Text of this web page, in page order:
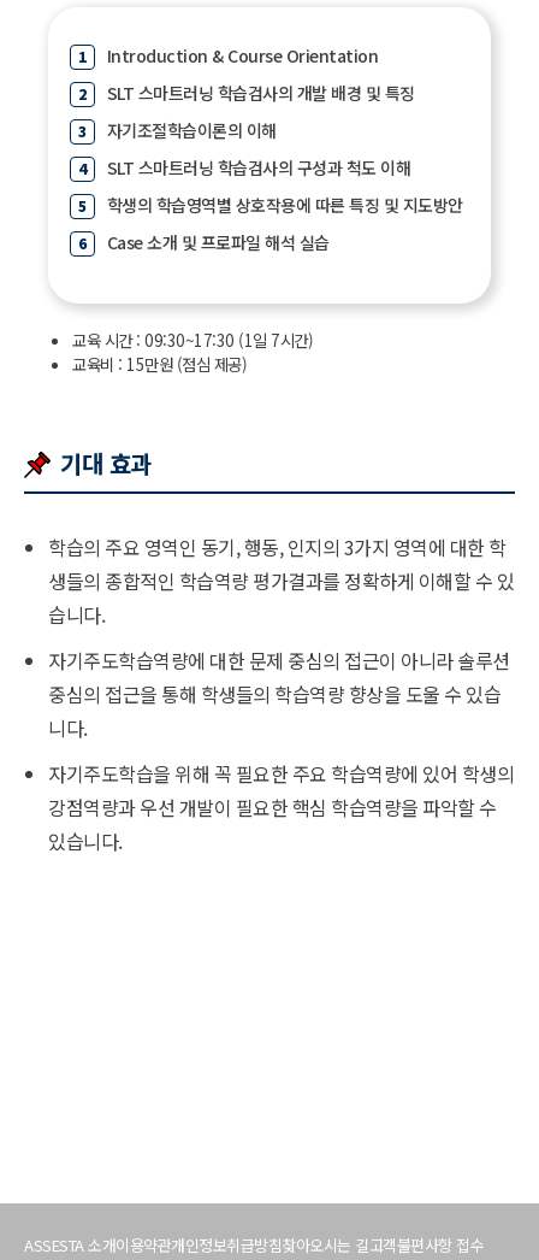
Introduction & Course Orientation
SLT 스마트러닝 학습검사의 개발 배경 및 특징
자기조절학습이론의 이해
SLT 스마트러닝 학습검사의 구성과 척도 이해
학생의 학습영역별 상호작용에 따른 특징 및 지도방안
Case 소개 및 프로파일 해석 실습
교육 시간 : 09:30~17:30 (1일 7시간)
교육비 : 15만원 (점심 제공)
기대 효과
학습의 주요 영역인 동기, 행동, 인지의 3가지 영역에 대한 학
생들의 종합적인 학습역량 평가결과를 정확하게 이해할 수 있
습니다.
자기주도학습역량에 대한 문제 중심의 접근이 아니라 솔루션
중심의 접근을 통해 학생들의 학습역량 향상을 도울 수 있습
니다.
자기주도학습을 위해 꼭 필요한 주요 학습역량에 있어 학생의
강점역량과 우선 개발이 필요한 핵심 학습역량을 파악할 수
있습니다.
서
ASSESTA 소개이용약관개인정보취급방침찾아오시는 길고객불편사항 접수